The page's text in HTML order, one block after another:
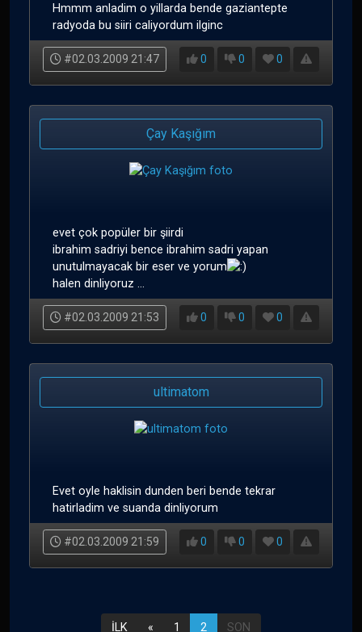
Hmmm anladim o yillarda bende gaziantepte
radyoda bu siiri caliyordum ilginc
#02.03.2009 21:47 0 0 0
Çay Kaşığım
evet çok popüler bir şiirdi
ibrahim sadriyi bence ibrahim sadri yapan
unutulmayacak bir eser ve yorum
halen dinliyoruz ...
#02.03.2009 21:53 0 0 0
ultimatom
Evet oyle haklisin dunden beri bende tekrar
hatirladim ve suanda dinliyorum
#02.03.2009 21:59 0 0 0
İLK « 1 2 SON